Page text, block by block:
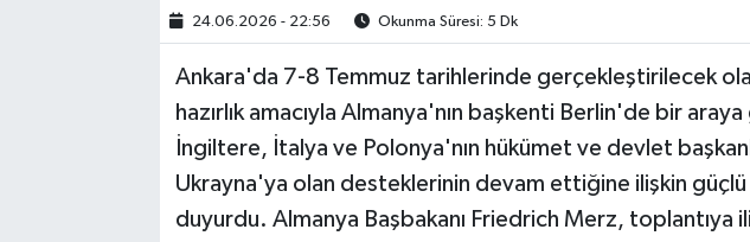
24.06.2026 - 22:56 Okunma Süresi: 5 Dk
Ankara'da 7-8 Temmuz tarihlerinde gerçekleştirilecek
hazırlık amacıyla Almanya'nın başkenti Berlin'de bir
İngiltere, İtalya ve Polonya'nın hükümet ve devlet
Ukrayna'ya olan desteklerinin devam ettiğine ilişkin
duyurdu. Almanya Başbakanı Friedrich Merz, toplantıya